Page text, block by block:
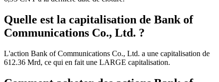
Quelle est la capitalisation de Bank of
Communications Co., Ltd. ?
L'action Bank of Communications Co., Ltd. a une capitalisation de
612.36 Mrd, ce qui en fait une LARGE capitalisation.